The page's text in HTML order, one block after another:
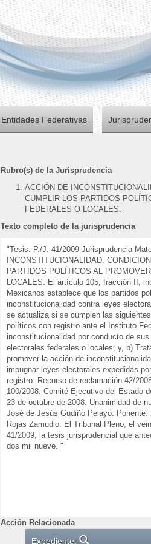
Entidades Federativas
Rubro(s) de la Jurisprudencia
ACCIÓN DE
CUMPLIR LOS PARTIDOS
FEDERALES O LOCALES.
Texto completo de la jurisprudencia
"Tesis: P./J. 41/2009 Jurisprudencia
INCONSTITUCIONALIDAD.
PARTIDOS POLÍTICOS AL
LOCALES. El artículo 105, fracción II,
Mexicanos establece que los partidos
inconstitucionalidad contra leyes
se actualiza si se cumplen las
políticos con registro ante el Instituto
inconstitucionalidad por conducto de
electorales federales o locales; y, b)
promover la acción de
impugnar leyes electorales expedidas
registro. Recurso de reclamación 42/
100/2008. Comité Ejecutivo del Estado
23 de octubre de 2008. Unanimidad de
José de Jesús Gudiño Pelayo.
Rojas Zamudio. El Tribunal Pleno, el
41/2009, la tesis jurisprudencial que
dos mil nueve. "
Acción Relacionada
Expediente: